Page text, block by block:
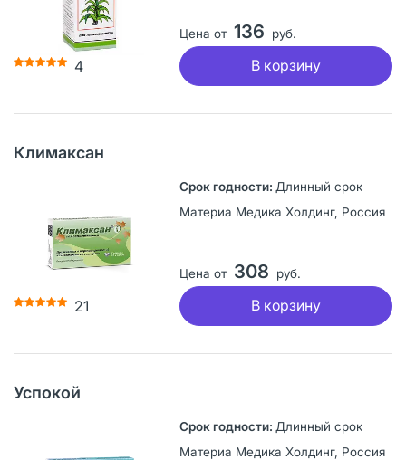
4
Цена от 136 руб.
В корзину
Климаксан
21
Длинный срок
Материа Медика Холдинг, Россия
Цена от 308 руб.
В корзину
Успокой
Длинный срок
Материа Медика Холдинг, Россия